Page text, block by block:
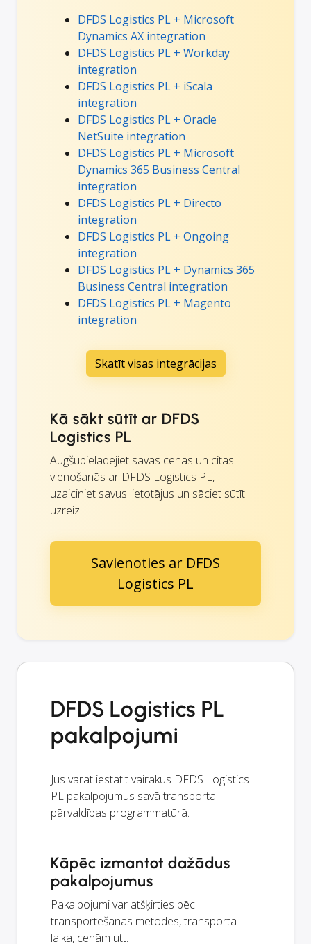
DFDS Logistics PL + Microsoft
Dynamics AX integration
DFDS Logistics PL + Workday
integration
DFDS Logistics PL + iScala
integration
DFDS Logistics PL + Oracle
NetSuite integration
DFDS Logistics PL + Microsoft
Dynamics 365 Business Central
integration
DFDS Logistics PL + Directo
integration
DFDS Logistics PL + Ongoing
integration
DFDS Logistics PL + Dynamics 365
Business Central integration
DFDS Logistics PL + Magento
integration
Skatīt visas integrācijas
Kā sākt sūtīt ar DFDS
Logistics PL
Augšupielādējiet savas cenas un citas
vienošanās ar DFDS Logistics PL,
uzaiciniet savus lietotājus un sāciet sūtīt
uzreiz.
Savienoties ar DFDS
Logistics PL
DFDS Logistics PL
pakalpojumi
Jūs varat iestatīt vairākus DFDS Logistics
PL pakalpojumus savā transporta
pārvaldības programmatūrā.
Kāpēc izmantot dažādus
pakalpojumus
Pakalpojumi var atšķirties pēc
transportēšanas metodes, transporta
laika, cenām utt.